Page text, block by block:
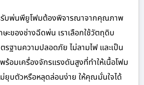
รับพ่นพียูโฟมต้องพิจารณาจากคุณภาพ
ะของช่างฉีดพ่น เราเลือกใช้วัตถุดิบ
ฐานความปลอดภัย ไม่ลามไฟ และเป็น
อมเครื่องจักรแรงดันสูงที่ทำให้เนื้อโฟม
ม่ยุบตัวหรือหลุดล่อนง่าย ให้คุณมั่นใจได้